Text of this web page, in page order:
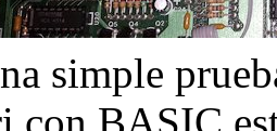
simple
con BASIC